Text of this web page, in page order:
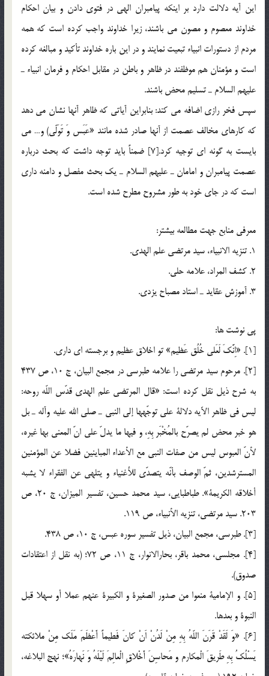
اين آيه دلالت دارد بر اينكه پيامبران الهي در فتوي دادن و بيان احكام
خداوند معصوم و مصون مي باشند، زيرا خداوند واجب كرده است كه همه
مردم از دستورات انبياء تبعيت نمايند و در اين باره خداوند تأكيد و مبالغه كرده
است و مؤمنان هم موظفند در ظاهر و باطن در مقابل احكام و فرمان انبياء ـ
عليهم السلام ـ تسليم محض باشند.
سپس فخر رازي اضافه مي كند: بنابراين آياتي كه ظاهر آنها نشان مي دهد
كه كارهاي مخالف عصمت از آنها صادر شده مانند «عَبَس وَ تَوَلّي) و… مي
بايست به گونه اي توجيه كرد.[7] ضمناً بايد توجه داشت كه بحث درباره
عصمت پيامبران و امامان ـ عليهم السلام ـ يك بحث مفصل و دامنه داري
است كه در جاي خود به طور مشروح مطرح شده است.
معرفي منابع جهت مطالعه بيشتر:
1. تنزيه الانبياء، سيد مرتضي علم الهدي.
2. كشف المراد، علامه حلي.
3. آموزش عقايد ـ استاد مصباح يزدي.
پي نوشت ها:
[1]. «اِنَّكَ لَعَلي خُلُق عَظيم» تو اخلاق عظيم و برجسته اي داري.
[2]. مرحوم سيد مرتضي را علامه طبرسي در مجمع البيان، ج 10، ص 437
به شرح ذيل نقل كرده است: «قال المرتضي علم الهدي قدّس اللّه روحه:
ليس في ظاهر الآيه دلالة علي توجّهها إلي النبي ـ صلي الله عليه وآله ـ بل
هو خبر محض لم يصرّح بالمُخْبَر بِهِ، و فيها ما يدلّ علي انّ المعني بها غيره،
لأنّ العبوس ليس من صفات النبي مع الأعداء المباينين فضلا عن المؤمنين
المسترشدين، ثمّ الوصف بأنّه يتصدّي للأغنياء و يتلهي عن الفقراء لا يشبه
أخلاقه الكريمة». طباطبايي، سيد محمد حسين، تفسير الميزان، ج 20، ص
203. سيد مرتضي، تنزيه الأنبياء، ص 119.
[3]. طبرسي، مجمع البيان، ذيل تفسير سوره عبس، ج 10، ص 438.
[4]. مجلسي، محمد باقر، بحارالانوار، ج 11، ص 72؛ (به نقل از اعتقادات
صدوق).
[5]. و الإمامية منعوا من صدور الصغيرة و الكبيرة عنهم عملا أو سهلا قبل
النبوة و بعدها.
[6]. «وَ لَقَدْ قَرَنَ اللّهُ بِهِ مِنْ لَدُنْ اَنْ كانَ فَطيماً أَعْظَمَ مَلَك مِنْ ملائكته
يَسْلُكُ بِهِ طَريقَ الْمكارم و مَحاسِنَ أَخْلاقِ الْعالِمَ لَيْلَهُ وَ نَهارَهُ»؛ نهج البلاغه،